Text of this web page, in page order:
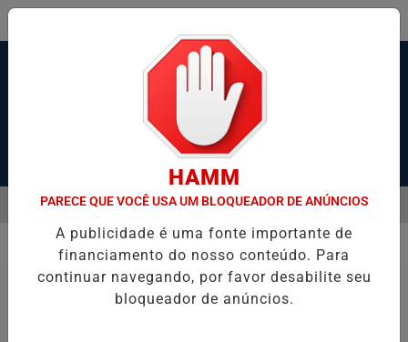
Pesquisar Notícia
DE BALSAS E NAVEGAÇÃO NO PORTO DE SANTOS; VÍDEO
EM ALTA
MENU
Polícia
HAMM
PARECE QUE VOCÊ USA UM BLOQUEADOR DE ANÚNCIOS
A publicidade é uma fonte importante de
financiamento do nosso conteúdo. Para
continuar navegando, por favor desabilite seu
bloqueador de anúncios.